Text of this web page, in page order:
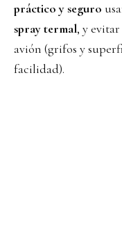
práctico y seguro
spray termal, y
avión (grifos y
facilidad).